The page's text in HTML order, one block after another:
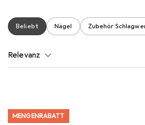
Beliebt Nägel Zubehör
Relevanz
MENGENRABATT